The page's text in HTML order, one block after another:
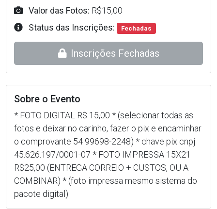
Valor das Fotos: R$15,00
Status das Inscrições:
Fechadas
Inscrições Fechadas
Sobre o Evento
* FOTO DIGITAL R$ 15,00 * (selecionar todas as
fotos e deixar no carinho, fazer o pix e encaminhar
o comprovante 54 99698-2248) * chave pix cnpj
45.626.197/0001-07 * FOTO IMPRESSA 15X21
R$25,00 (ENTREGA CORREIO + CUSTOS, OU A
COMBINAR) * (foto impressa mesmo sistema do
pacote digital)